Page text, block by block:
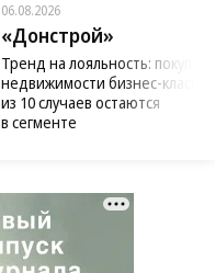
06.08.2026
«Донстрой»
Тренд на лояльность:
недвижимости бизнес-класса
из 10 случаев остаются
в сегменте